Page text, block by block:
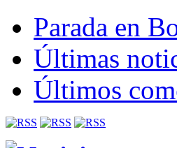
Parada en
Últimas
Últimos